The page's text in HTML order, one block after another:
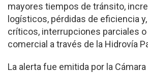
mayores tiempos de tránsito,
logísticos, pérdidas de eficiencia
críticos, interrupciones parciales
comercial a través de la Hidrovía
La alerta fue emitida por la